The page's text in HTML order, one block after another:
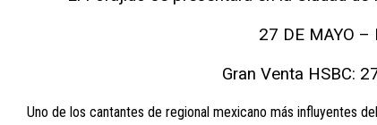
27 DE MAYO –
Gran Venta HSBC:
Uno de los cantantes de regional mexicano más influyentes